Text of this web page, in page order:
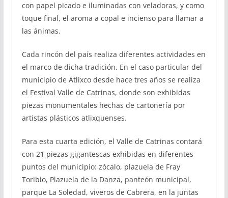
con papel picado e iluminadas con veladoras, y como
toque final, el aroma a copal e incienso para llamar a
las ánimas.
Cada rincón del país realiza diferentes actividades en
el marco de dicha tradición. En el caso particular del
municipio de Atlixco desde hace tres años se realiza
el Festival Valle de Catrinas, donde son exhibidas
piezas monumentales hechas de cartonería por
artistas plásticos atlixquenses.
Para esta cuarta edición, el Valle de Catrinas contará
con 21 piezas gigantescas exhibidas en diferentes
puntos del municipio: zócalo, plazuela de Fray
Toribio, Plazuela de la Danza, panteón municipal,
parque La Soledad, viveros de Cabrera, en la juntas